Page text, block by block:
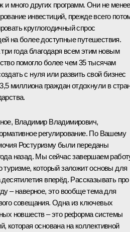
и много других программ. Они не менее
инвестиций, прежде всего
круглогодичный спрос
на более доступные путешествия.
года благодаря всем этим новым
помогло более чем 35 тысячам
с нуля или развить свой бизнес
миллиона граждан отдохнули в
Владимир Владимирович,
регулирование. По Вашему
Ростуризму были переданы
назад. Мы сейчас завершаем
туризме, который заложит основы для
десятилетия вперёд. Рассказывать про
– наверное, это вообще тема для
совещания. Одна из ключевых
новшеств – это реформа системы
которая основана на коллективной